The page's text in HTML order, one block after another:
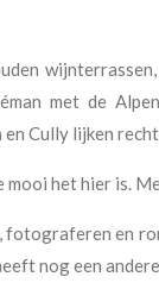
met de
en Cully lijken
het hier is.
en
nog een